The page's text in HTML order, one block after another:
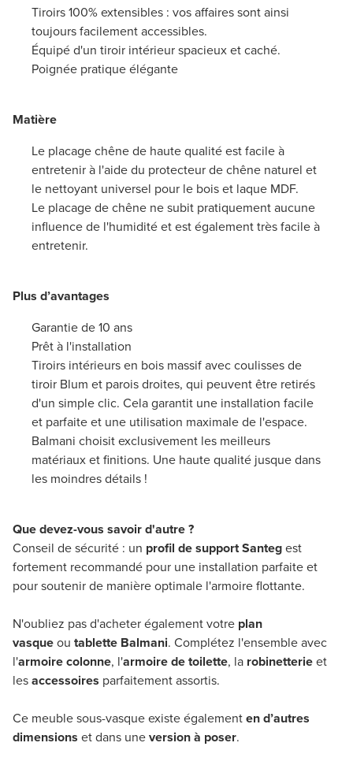
Tiroirs 100% extensibles : vos affaires sont ainsi
toujours facilement accessibles.
Équipé d'un tiroir intérieur spacieux et caché.
Poignée pratique élégante
Matière
Le placage chêne de haute qualité est facile à
entretenir à l'aide du protecteur de chêne naturel et
le nettoyant universel pour le bois et laque MDF.
Le placage de chêne ne subit pratiquement aucune
influence de l'humidité et est également très facile à
entretenir.
Plus d’avantages
Garantie de 10 ans
Prêt à l'installation
Tiroirs intérieurs en bois massif avec coulisses de
tiroir Blum et parois droites, qui peuvent être retirés
d'un simple clic. Cela garantit une installation facile
et parfaite et une utilisation maximale de l'espace.
Balmani choisit exclusivement les meilleurs
matériaux et finitions. Une haute qualité jusque dans
les moindres détails !
Que devez-vous savoir d'autre ?
Conseil de sécurité : un profil de support Santegest
fortement recommandé pour une installation parfaite et
pour soutenir de manière optimale l'armoire flottante.
N'oubliez pas d'acheter également votre plan
vasqueou tablette Balmani. Complétez l'ensemble avec
l'armoire colonne, l'armoire de toilette, la robinetterieet
lesaccessoires parfaitement assortis.
Ce meuble sous-vasque existe égalementen d’autres
dimensions et dans uneversion à poser.